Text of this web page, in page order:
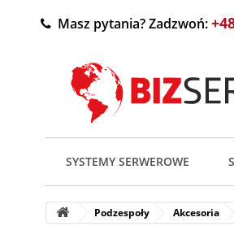
Masz pytania? Zadzwoń:
SYSTEMY SERWEROWE
Podzespoły Akcesoria